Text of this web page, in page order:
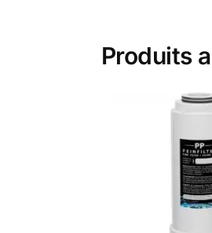
Produits